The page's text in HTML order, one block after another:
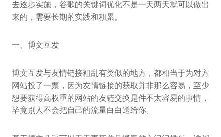
去逐步实施，谷歌的关键词优化不是一天两天就可以做出
来的，需要长期的实践和积累。
一、博文互发
博文互发与友情链接粗乱有类似的地方，都相当于为对方
网站投了一票，因为友情链接的获取并非那么容易，至少
想要获得高权重的网站的友链交换是件不太容易的事情，
毕竟别人不会把自己的流量白白送给你。